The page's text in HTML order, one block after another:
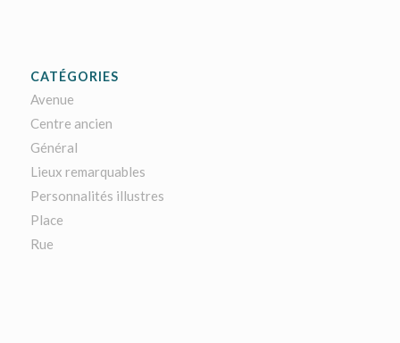
CATÉGORIES
Avenue
Centre ancien
Général
Lieux remarquables
Personnalités illustres
Place
Rue